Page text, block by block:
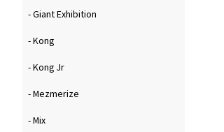
- Giant Exhibition
- Kong
- Kong Jr
- Mezmerize
- Mix